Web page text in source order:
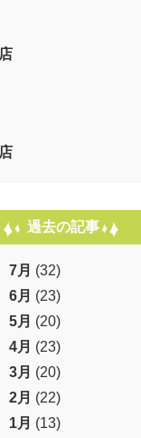
過去の記事
7月 (32)
6月 (23)
5月 (20)
4月 (23)
3月 (20)
2月 (22)
1月 (13)